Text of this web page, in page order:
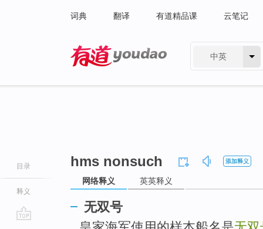
词典 翻译 有道精品课 云笔记
中英
目录
释义
hms nonsuch 添加释义
网络释义 英英释义
无双号